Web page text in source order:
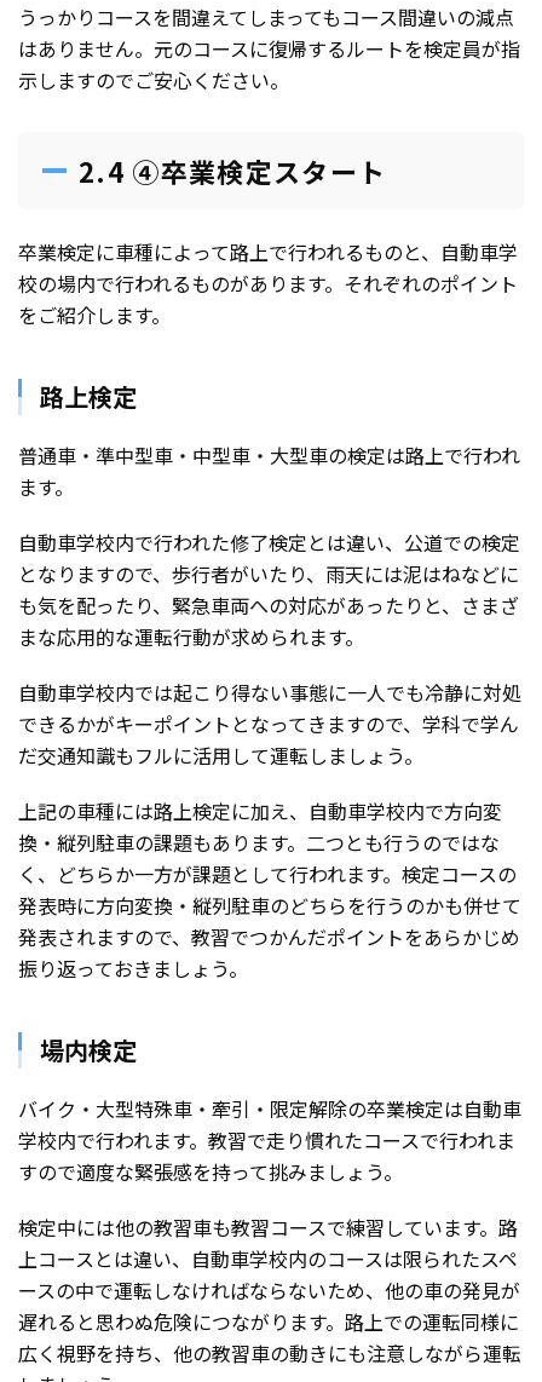
うっかりコースを間違えてしまってもコース間違いの減点
はありません。元のコースに復帰するルートを検定員が指
示しますのでご安心ください。
2.4 ④卒業検定スタート
卒業検定に車種によって路上で行われるものと、自動車学
校の場内で行われるものがあります。それぞれのポイント
をご紹介します。
路上検定
普通車・準中型車・中型車・大型車の検定は路上で行われ
ます。
自動車学校内で行われた修了検定とは違い、公道での検定
となりますので、歩行者がいたり、雨天には泥はねなどに
も気を配ったり、緊急車両への対応があったりと、さまざ
まな応用的な運転行動が求められます。
自動車学校内では起こり得ない事態に一人でも冷静に対処
できるかがキーポイントとなってきますので、学科で学ん
だ交通知識もフルに活用して運転しましょう。
上記の車種には路上検定に加え、自動車学校内で方向変
換・縦列駐車の課題もあります。二つとも行うのではな
く、どちらか一方が課題として行われます。検定コースの
発表時に方向変換・縦列駐車のどちらを行うのかも併せて
発表されますので、教習でつかんだポイントをあらかじめ
振り返っておきましょう。
場内検定
バイク・大型特殊車・牽引・限定解除の卒業検定は自動車
学校内で行われます。教習で走り慣れたコースで行われま
すので適度な緊張感を持って挑みましょう。
検定中には他の教習車も教習コースで練習しています。路
上コースとは違い、自動車学校内のコースは限られたスペ
ースの中で運転しなければならないため、他の車の発見が
遅れると思わぬ危険につながります。路上での運転同様に
広く視野を持ち、他の教習車の動きにも注意しながら運転